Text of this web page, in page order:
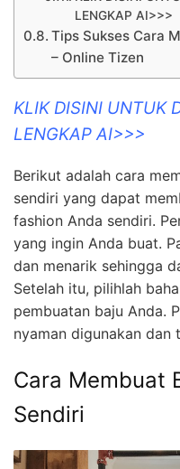
LENGKAP AI>>>
Tips Sukses Cara
– Online Tizen
KLIK DISINI UNTUK
LENGKAP AI>>>
Berikut adalah cara
sendiri yang dapat
fashion Anda sendiri.
yang ingin Anda buat.
dan menarik sehingga
Setelah itu, pilihlah
pembuatan baju Anda.
nyaman digunakan dan
Cara Membuat
Sendiri